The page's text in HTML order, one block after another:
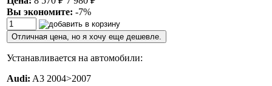
Вы экономите: -7%
Отличная цена, но я хочу еще дешевле.
Устанавливается на автомобили:
Audi: A3 2004>2007